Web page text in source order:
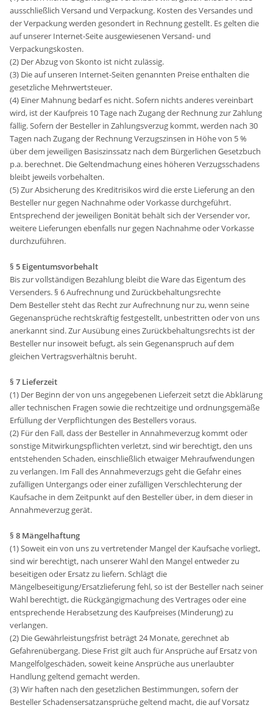
ausschließlich Versand und Verpackung. Kosten des Versandes und
der Verpackung werden gesondert in Rechnung gestellt. Es gelten die
auf unserer Internet-Seite ausgewiesenen Versand- und
Verpackungskosten.
(2) Der Abzug von Skonto ist nicht zulässig.
(3) Die auf unseren Internet-Seiten genannten Preise enthalten die
gesetzliche Mehrwertsteuer.
(4) Einer Mahnung bedarf es nicht. Sofern nichts anderes vereinbart
wird, ist der Kaufpreis 10 Tage nach Zugang der Rechnung zur Zahlung
fällig. Sofern der Besteller in Zahlungsverzug kommt, werden nach 30
Tagen nach Zugang der Rechnung Verzugszinsen in Höhe von 5 %
über dem jeweiligen Basiszinssatz nach dem Bürgerlichen Gesetzbuch
p.a. berechnet. Die Geltendmachung eines höheren Verzugsschadens
bleibt jeweils vorbehalten.
(5) Zur Absicherung des Kreditrisikos wird die erste Lieferung an den
Besteller nur gegen Nachnahme oder Vorkasse durchgeführt.
Entsprechend der jeweiligen Bonität behält sich der Versender vor,
weitere Lieferungen ebenfalls nur gegen Nachnahme oder Vorkasse
durchzuführen.
§ 5 Eigentumsvorbehalt
Bis zur vollständigen Bezahlung bleibt die Ware das Eigentum des
Versenders. § 6 Aufrechnung und Zurückbehaltungsrechte
Dem Besteller steht das Recht zur Aufrechnung nur zu, wenn seine
Gegenansprüche rechtskräftig festgestellt, unbestritten oder von uns
anerkannt sind. Zur Ausübung eines Zurückbehaltungsrechts ist der
Besteller nur insoweit befugt, als sein Gegenanspruch auf dem
gleichen Vertragsverhältnis beruht.
§ 7 Lieferzeit
(1) Der Beginn der von uns angegebenen Lieferzeit setzt die Abklärung
aller technischen Fragen sowie die rechtzeitige und ordnungsgemäße
Erfüllung der Verpflichtungen des Bestellers voraus.
(2) Für den Fall, dass der Besteller in Annahmeverzug kommt oder
sonstige Mitwirkungspflichten verletzt, sind wir berechtigt, den uns
entstehenden Schaden, einschließlich etwaiger Mehraufwendungen
zu verlangen. Im Fall des Annahmeverzugs geht die Gefahr eines
zufälligen Untergangs oder einer zufälligen Verschlechterung der
Kaufsache in dem Zeitpunkt auf den Besteller über, in dem dieser in
Annahmeverzug gerät.
§ 8 Mängelhaftung
(1) Soweit ein von uns zu vertretender Mangel der Kaufsache vorliegt,
sind wir berechtigt, nach unserer Wahl den Mangel entweder zu
beseitigen oder Ersatz zu liefern. Schlägt die
Mängelbeseitigung/Ersatzlieferung fehl, so ist der Besteller nach seiner
Wahl berechtigt, die Rückgängigmachung des Vertrages oder eine
entsprechende Herabsetzung des Kaufpreises (Minderung) zu
verlangen.
(2) Die Gewährleistungsfrist beträgt 24 Monate, gerechnet ab
Gefahrenübergang. Diese Frist gilt auch für Ansprüche auf Ersatz von
Mangelfolgeschäden, soweit keine Ansprüche aus unerlaubter
Handlung geltend gemacht werden.
(3) Wir haften nach den gesetzlichen Bestimmungen, sofern der
Besteller Schadensersatzansprüche geltend macht, die auf Vorsatz